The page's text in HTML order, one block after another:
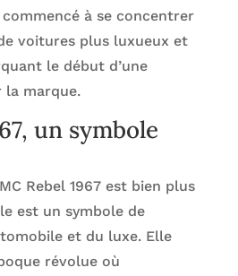
commencé à se concentrer
voitures plus luxueux et
le début d’une
la marque.
un symbole
Rebel 1967 est bien plus
est un symbole de
et du luxe. Elle
révolue où